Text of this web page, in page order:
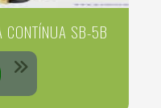
CONTÍNUA SB-5B